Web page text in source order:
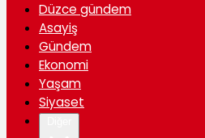
Düzce gündem
Asayiş
Gündem
Ekonomi
Yaşam
Siyaset